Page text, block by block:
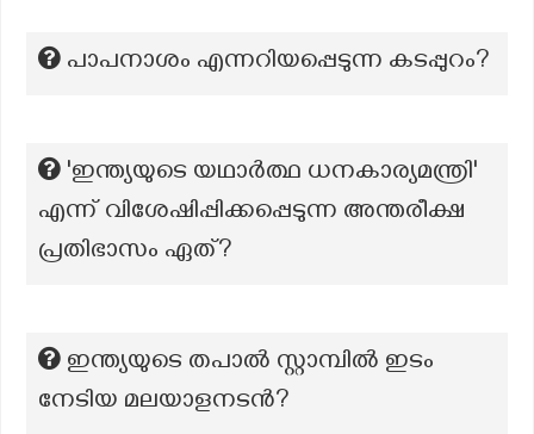
പാപനാശം എന്നറിയപ്പെടുന്ന കടപ്പുറം?
'ഇന്ത്യയുടെ യഥാർത്ഥ ധനകാര്യമന്ത്രി'
എന്ന് വിശേഷിപ്പിക്കപ്പെടുന്ന അന്തരീക്ഷ
പ്രതിഭാസം ഏത്?
ഇന്ത്യയുടെ തപാൽ സ്റ്റാമ്പിൽ ഇടം
നേടിയ മലയാളനടൻ?